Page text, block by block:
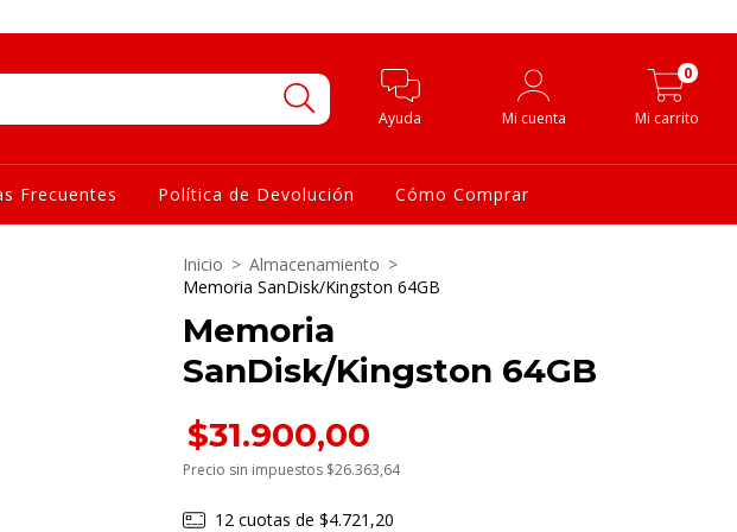
Ayuda Mi cuenta Mi carrito
0
Frecuentes Política de Devolución Cómo Comprar
Inicio > Almacenamiento >
Memoria SanDisk/Kingston 64GB
Memoria
SanDisk/Kingston 64GB
$31.900,00
Precio sin impuestos $26.363,64
12 cuotas de $4.721,20